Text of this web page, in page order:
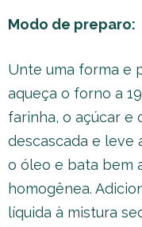
Modo de preparo:
Unte uma forma e
aqueça o forno a
farinha, o açúcar e
descascada e leve
o óleo e bata bem
homogênea.
líquida à mistura